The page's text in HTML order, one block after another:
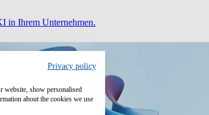
in Ihrem Unternehmen.
Privacy policy
website, show personalised
about the cookies we use